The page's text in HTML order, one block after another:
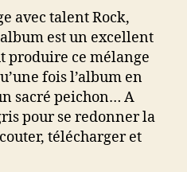
:
Branding
–
All
Over
The
World
avec talent Rock,
est un excellent
produire ce mélange
fois l’album en
sacré peichon… A
pour se redonner la
télécharger et